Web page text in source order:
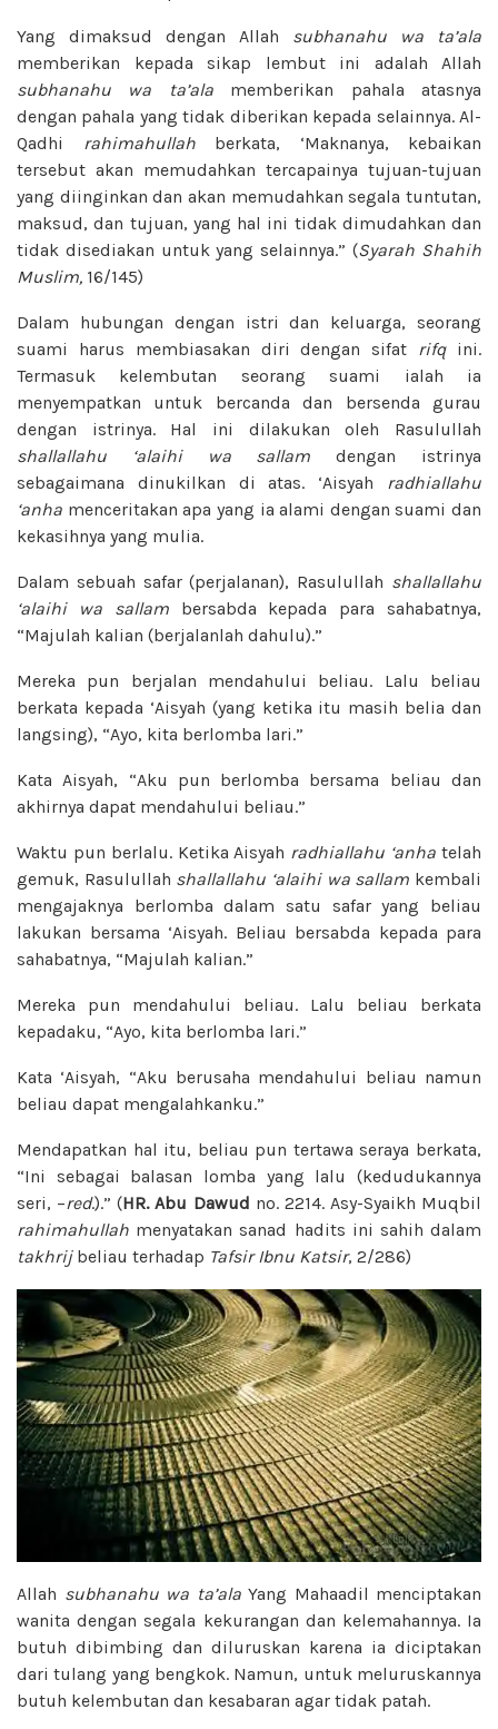
Yang dimaksud dengan Allah subhanahu wa ta’ala
memberikan kepada sikap lembut ini adalah Allah
subhanahu wa ta’alamemberikan pahala atasnya
dengan pahala yang tidak diberikan kepada selainnya. Al-
Qadhi
rahimahullahberkata, ‘Maknanya, kebaikan
tersebut akan memudahkan tercapainya tujuan-tujuan
yang diinginkan dan akan memudahkan segala tuntutan,
maksud, dan tujuan, yang hal ini tidak dimudahkan dan
tidak disediakan untuk yang selainnya.” (Syarah Shahih
Muslim, 16/145)
Dalam hubungan dengan istri dan keluarga, seorang
suami harus membiasakan diri dengan sifat rifq ini.
Termasuk kelembutan seorang suami ialah ia
menyempatkan untuk bercanda dan bersenda gurau
dengan istrinya. Hal ini dilakukan oleh Rasulullah
shallallahu ‘alaihi wa sallam dengan istrinya
sebagaimana dinukilkan di atas. ‘Aisyah
radhiallahu
‘anha menceritakan apa yang ia alami dengan suami dan
kekasihnya yang mulia.
Dalam sebuah safar (perjalanan), Rasulullah shallallahu
‘alaihi wa sallambersabda kepada para sahabatnya,
“Majulah kalian (berjalanlah dahulu).”
Mereka pun berjalan mendahului beliau. Lalu beliau
berkata kepada ‘Aisyah (yang ketika itu masih belia dan
langsing), “Ayo, kita berlomba lari.”
Kata Aisyah, “Aku pun berlomba bersama beliau dan
akhirnya dapat mendahului beliau.”
Waktu pun berlalu. Ketika Aisyah radhiallahu ‘anha telah
gemuk, Rasulullah shallallahu ‘alaihi wa sallam kembali
mengajaknya berlomba dalam satu safar yang beliau
lakukan bersama ‘Aisyah. Beliau bersabda kepada para
sahabatnya, “Majulah kalian.”
Mereka pun mendahului beliau. Lalu beliau berkata
kepadaku, “Ayo, kita berlomba lari.”
Kata ‘Aisyah, “Aku berusaha mendahului beliau namun
beliau dapat mengalahkanku.”
Mendapatkan hal itu, beliau pun tertawa seraya berkata,
“Ini sebagai balasan lomba yang lalu (kedudukannya
seri, –red.).” (HR. Abu Dawud no. 2214. Asy-Syaikh Muqbil
rahimahullah menyatakan sanad hadits ini sahih dalam
takhrij beliau terhadap Tafsir Ibnu Katsir, 2/286)
Allah subhanahu wa ta’alaYang Mahaadil menciptakan
wanita dengan segala kekurangan dan kelemahannya. Ia
butuh dibimbing dan diluruskan karena ia diciptakan
dari tulang yang bengkok. Namun, untuk meluruskannya
butuh kelembutan dan kesabaran agar tidak patah.